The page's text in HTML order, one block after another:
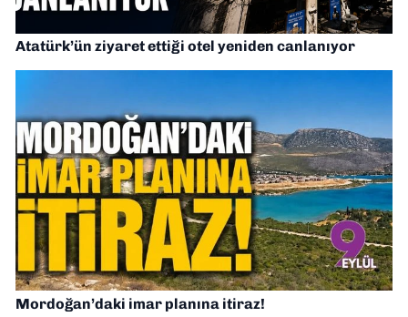
Atatürk’ün ziyaret ettiği otel yeniden canlanıyor
Mordoğan’daki imar planına itiraz!